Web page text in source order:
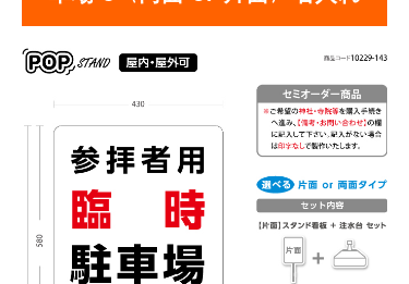
KEYWORD
注目キーワード
チュクミ 韓国グルメ 駐車場 鍋 夏
CATEGORY
ご利用ガイド
USER GUIDE
取り扱い商品一覧
既製デザイン商品注文方法
初めての方へ
BEGINNER'S GUIDE
初めての方へ トップ